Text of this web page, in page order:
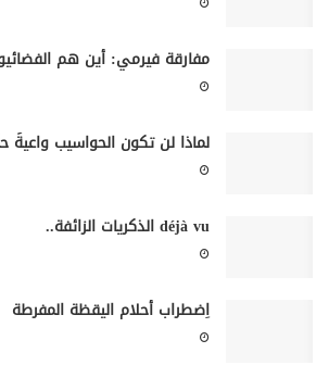
مفارقة فيرمي: أين هم
لماذا لن تكون الحواسيب واعيةً
déjà vu الذكريات الزائفة..
اِضطراب أحلام اليقظة المفرطة